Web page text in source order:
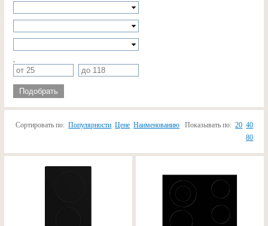
Подобрать
Сортировать по: Популярности Цене Наименованию Показывать по: 20 40
80